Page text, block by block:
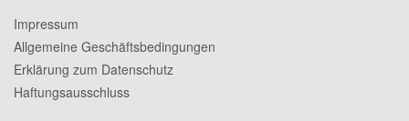
Impressum
Allgemeine Geschäftsbedingungen
Erklärung zum Datenschutz
Haftungsausschluss